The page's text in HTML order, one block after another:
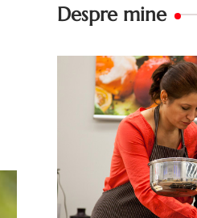
Despre mine